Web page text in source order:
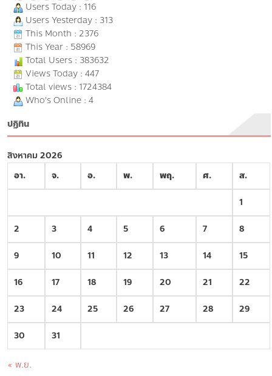
Users Today : 116
Users Yesterday : 313
This Month : 2376
This Year : 58969
Total Users : 383632
Views Today : 447
Total views : 1724384
Who's Online : 4
ปฏิทิน
สิงหาคม 2026
อา.
จ. อ. พ. พฤ. ศ. ส.
1
2 3 4 5 6 7 8
9 10 11 12 13 14 15
16 17 18 19 20 21 22
23 24 25 26 27 28 29
30 31
« พ.ย.